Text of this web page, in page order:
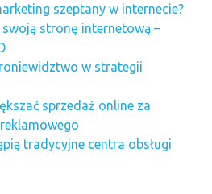
szeptany w internecie?
stronę internetową –
w strategii
sprzedaż online za
tradycyjne centra obsługi